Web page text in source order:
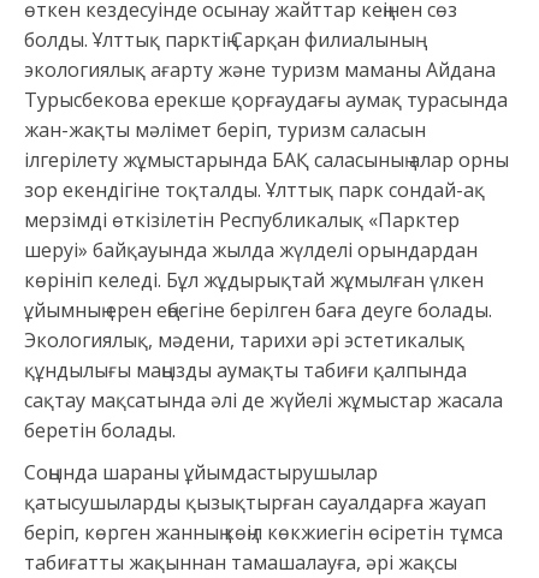
өткен кездесуінде осынау жайттар кеңінен сөз
болды. Ұлттық парктің Сарқан филиалының
экологиялық ағарту және туризм маманы Айдана
Турысбекова ерекше қорғаудағы аумақ турасында
жан-жақты мәлімет беріп, туризм саласын
ілгерілету жұмыстарында БАҚ саласының алар орны
зор екендігіне тоқталды. Ұлттық парк сондай-ақ
мерзімді өткізілетін Республикалық «Парктер
шеруі» байқауында жылда жүлделі орындардан
көрініп келеді. Бұл жұдырықтай жұмылған үлкен
ұйымның ерен еңбегіне берілген баға деуге болады.
Экологиялық, мәдени, тарихи әрі эстетикалық
құндылығы маңызды аумақты табиғи қалпында
сақтау мақсатында әлі де жүйелі жұмыстар жасала
беретін болады.
Соңында шараны ұйымдастырушылар
қатысушыларды қызықтырған сауалдарға жауап
беріп, көрген жанның көңіл көкжиегін өсіретін тұмса
табиғатты жақыннан тамашалауға, әрі жақсы